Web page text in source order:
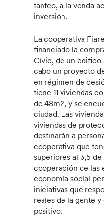
tanteo, a la venda
inversión.
La cooperativa
financiado la
Cívic, de un edifico
cabo un proyecto
en régimen de
tiene 11 viviendas
de 48m2, y se
ciudad. Las
viviendas de
destinarán a
cooperativa que
superiores al 3,5 de
cooperación de las
economía social
iniciativas que
reales de la gente
positivo.